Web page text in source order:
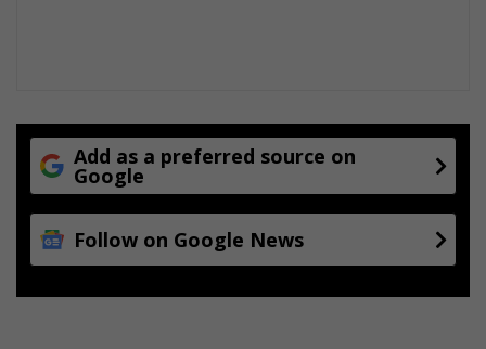
Add as a preferred source on
Google
Follow on Google News